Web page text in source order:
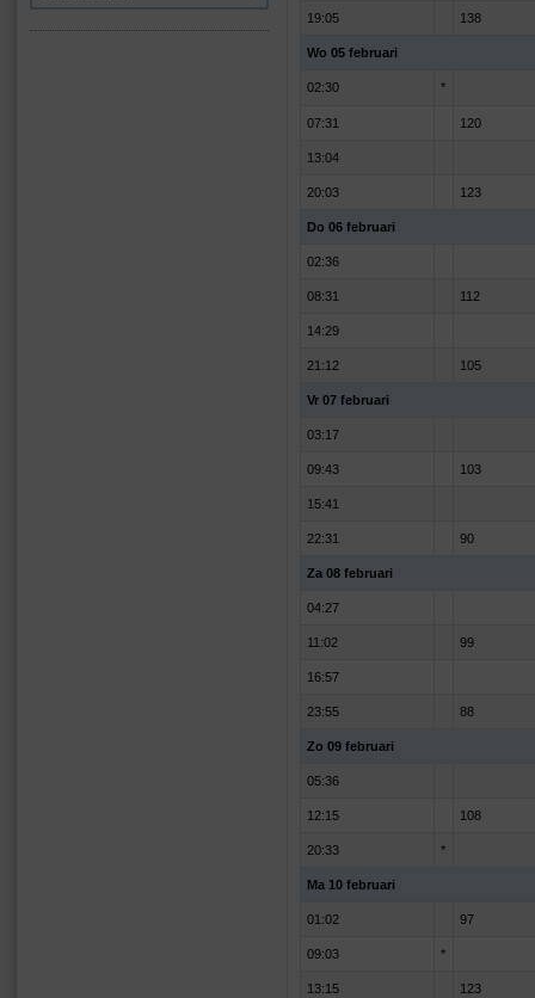
19:05 138
Wo 05 februari
02:30 *
07:31 120
13:04
20:03 123
Do 06 februari
02:36
08:31 112
14:29
21:12 105
Vr 07 februari
03:17
09:43 103
15:41
22:31 90
Za 08 februari
04:27
11:02 99
16:57
23:55 88
Zo 09 februari
05:36
12:15 108
20:33 *
Ma 10 februari
01:02 97
09:03 *
13:15 123